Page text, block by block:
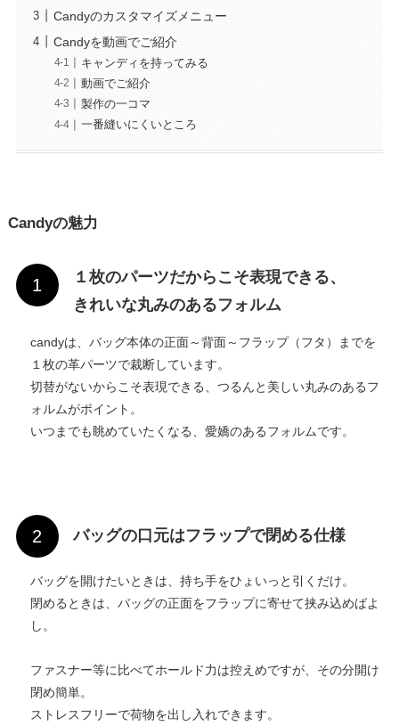
Candyのカスタマイズメニュー
Candyを動画でご紹介
キャンディを持ってみる
動画でご紹介
製作の一コマ
一番縫いにくいところ
Candyの魅力
１枚のパーツだからこそ表現できる、
きれいな丸みのあるフォルム
candyは、バッグ本体の正面～背面～フラップ（フタ）までを
１枚の革パーツで裁断しています。
切替がないからこそ表現できる、つるんと美しい丸みのあるフ
ォルムがポイント。
いつまでも眺めていたくなる、愛嬌のあるフォルムです。
バッグの口元はフラップで閉める仕様
バッグを開けたいときは、持ち手をひょいっと引くだけ。
閉めるときは、バッグの正面をフラップに寄せて挟み込めばよ
し。
ファスナー等に比べてホールド力は控えめですが、その分開け
閉め簡単。
ストレスフリーで荷物を出し入れできます。